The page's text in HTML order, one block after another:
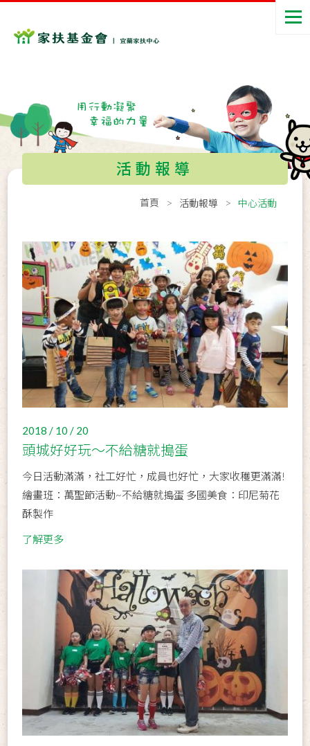
活動報導
首頁 活動報導 中心活動
2018 / 10 / 20
頭城好好玩～不給糖就搗蛋
今日活動滿滿，社工好忙，成員也好忙，大家收穫更滿滿!
繪畫班：萬聖節活動~不給糖就搗蛋 多國美食：印尼菊花
酥製作
了解更多